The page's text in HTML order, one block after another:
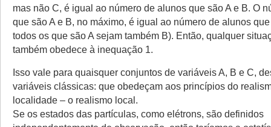
mas não C, é igual ao número de alunos que são A e B. O
que são A e B, no máximo, é igual ao número de alunos
todos os que são A sejam também B). Então, qualquer
também obedece à inequação 1.
Isso vale para quaisquer conjuntos de variáveis A, B e C,
variáveis clássicas: que obedeçam aos princípios do
localidade – o realismo local.
Se os estados das partículas, como elétrons, são definidos